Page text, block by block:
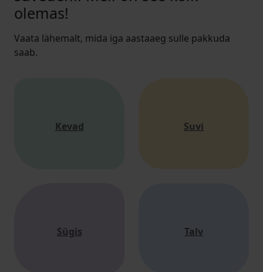
olemas!
Vaata lähemalt, mida iga aastaaeg sulle pakkuda
saab.
Kevad Suvi
Sügis Talv